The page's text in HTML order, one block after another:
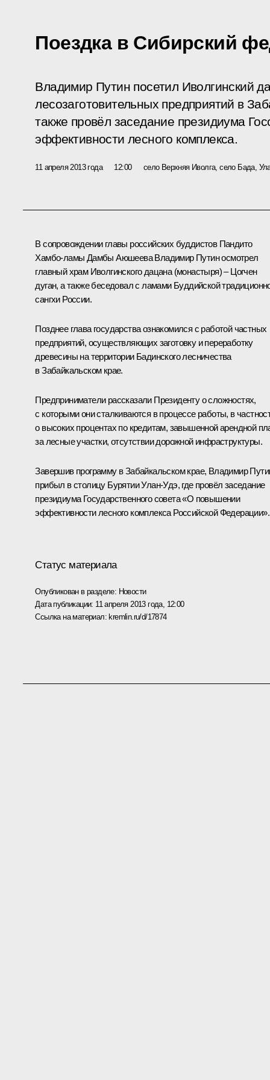
Поездка в Сибирский
Владимир Путин посетил Иволгинский
лесозаготовительных предприятий в
также провёл заседание президиума
эффективности лесного комплекса.
11 апреля 2013 года 12:00 село Верхняя Иволга, село Бада,
В сопровождении главы российских буддистов Пандито
Хамбо-ламы Дамбы Аюшеева Владимир Путин осмотрел
главный храм Иволгинского дацана (монастыря) – Цогчен
дуган, а также беседовал с ламами Буддийской
сангхи России.
Позднее глава государства ознакомился с работой частных
предприятий, осуществляющих заготовку и переработку
древесины на территории Бадинского лесничества
в Забайкальском крае.
Предприниматели рассказали Президенту о сложностях,
с которыми они сталкиваются в процессе работы, в
о высоких процентах по кредитам, завышенной арендной
за лесные участки, отсутствии дорожной инфраструктуры.
Завершив программу в Забайкальском крае, Владимир
прибыл в столицу Бурятии Улан-Удэ, где провёл заседание
президиума Государственного совета «О повышении
эффективности лесного комплекса Российской Федерации».
Статус материала
Опубликован в разделе: Новости
Дата публикации: 11 апреля 2013 года, 12:00
Ссылка на материал: kremlin.ru/d/17874